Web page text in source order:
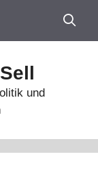
und